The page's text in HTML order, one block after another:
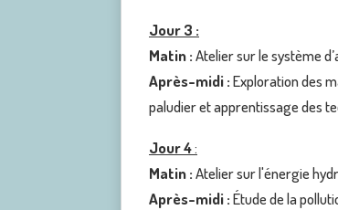
Jour 3 :
Matin :Atelier sur le système
Après-midi :Exploration des
paludier et apprentissage des
Jour 4:
Matin :Atelier sur l'énergie
Après-midi :Étude de la